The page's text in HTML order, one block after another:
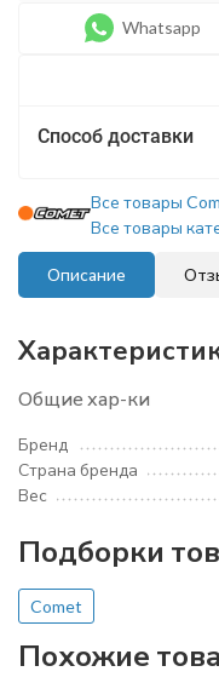
Whatsapp
Способ доставки
Все товары
Все товары
Описание
Общие хар-ки
Бренд
Страна бренда
Вес
Подборки
Comet
Похожие